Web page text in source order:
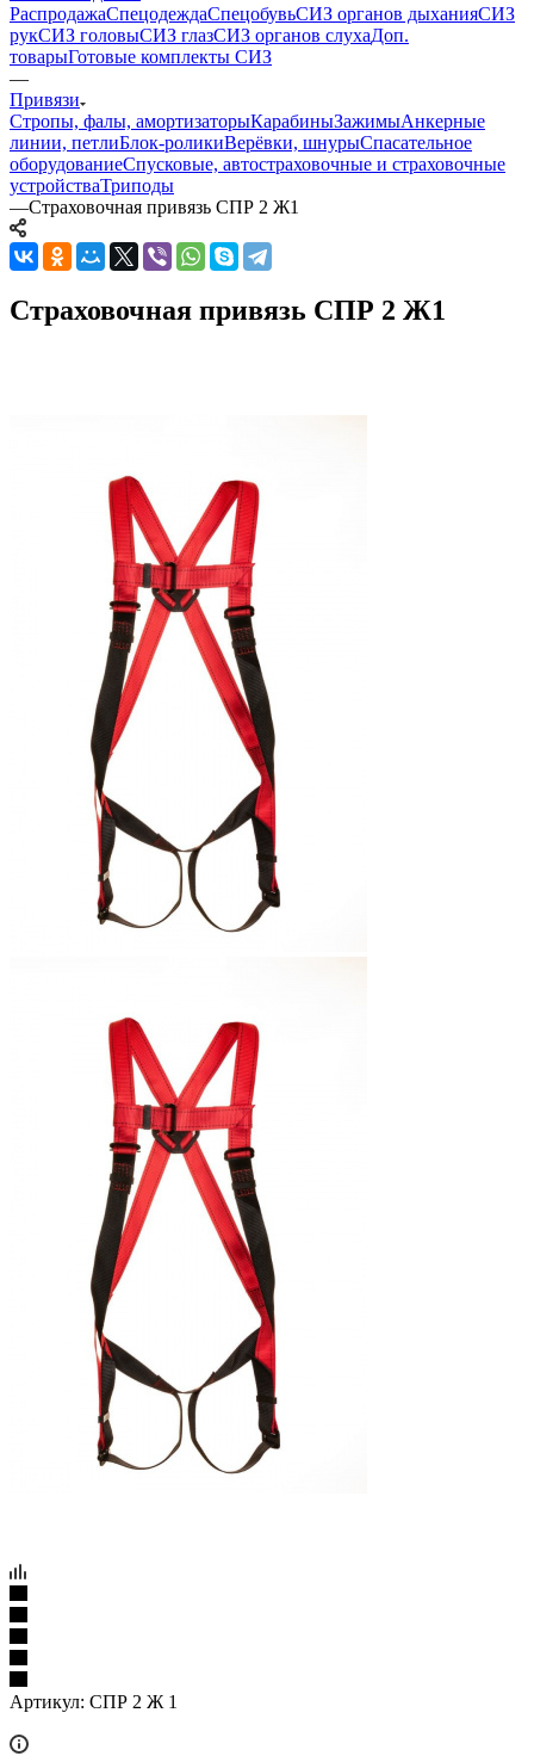
РаспродажаСпецодеждаСпецобувьСИЗ органов дыханияСИЗ
рукСИЗ головыСИЗ глазСИЗ органов слухаДоп.
товарыГотовые комплекты СИЗ
—
Привязи
Стропы, фалы, амортизаторыКарабиныЗажимыАнкерные
линии, петлиБлок-роликиВерёвки, шнурыСпасательное
оборудованиеСпусковые, автостраховочные и страховочные
устройстваТриподы
—Страховочная привязь СПР 2 Ж1
Страховочная привязь СПР 2 Ж1
Артикул: СПР 2 Ж 1